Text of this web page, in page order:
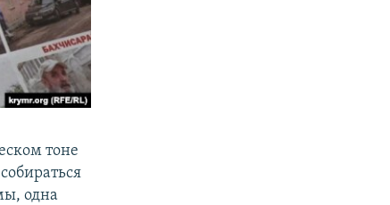
тоне
одна